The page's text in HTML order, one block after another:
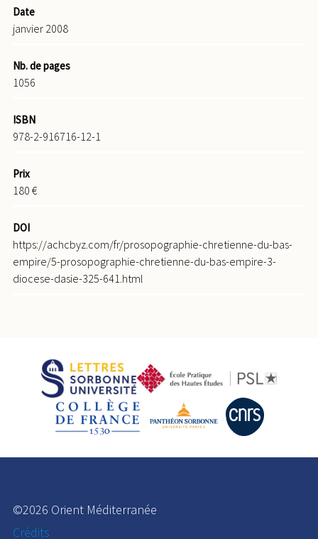
Date
janvier 2008
Nb. de pages
1056
ISBN
978-2-916716-12-1
Prix
180 €
DOI
https://achcbyz.com/fr/prosopographie-chretienne-du-bas-
empire/5-prosopographie-chretienne-du-bas-empire-3-
diocese-dasie-325-641.html
©2026 Orient Méditerranée
Crédits